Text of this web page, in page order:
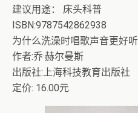
建议用途： 床头科普
ISBN:9787542862938
为什么洗澡时唱歌声音更好听
作者:乔·赫尔曼斯
出版社:上海科技教育出版社
定价: 16.00元